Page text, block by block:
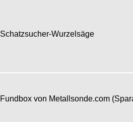
Schatzsucher-Wurzelsäge
Fundbox von Metallsonde.com